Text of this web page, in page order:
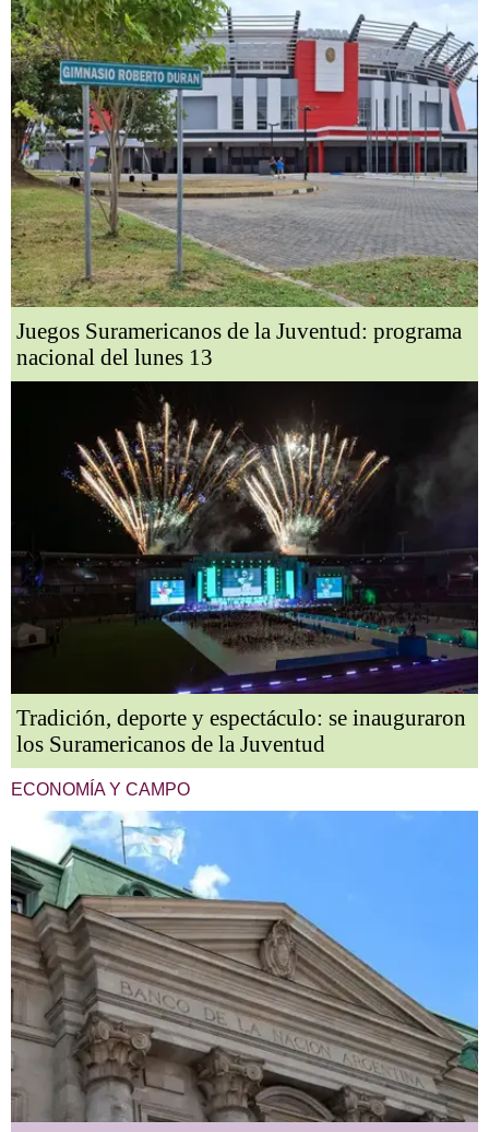
Juegos Suramericanos de la Juventud: programa
nacional del lunes 13
Tradición, deporte y espectáculo: se inauguraron
los Suramericanos de la Juventud
ECONOMÍA Y CAMPO